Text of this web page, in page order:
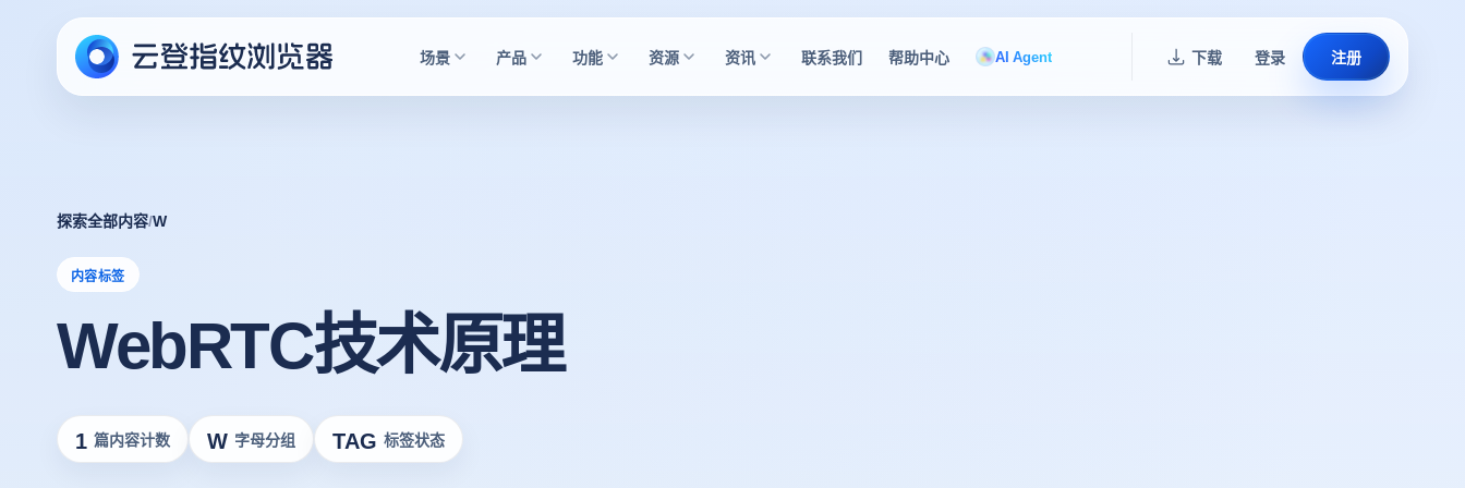
场景 产品 功能 资源 资讯 联系我们 帮助中心 AI Agent 下载 登录 注册
探索全部内容/W
内容标签
WebRTC技术原理
1 篇内容计数 W 字母分组 TAG 标签状态